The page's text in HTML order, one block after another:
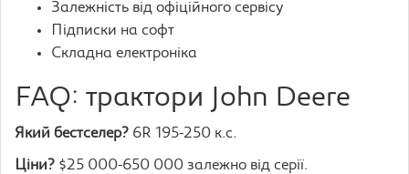
Залежність від офіційного сервісу
Підписки на софт
Складна електроніка
FAQ: трактори John Deere
Який бестселер? 6R 195-250 к.с.
Ціни? $25 000-650 000 залежно від серії.